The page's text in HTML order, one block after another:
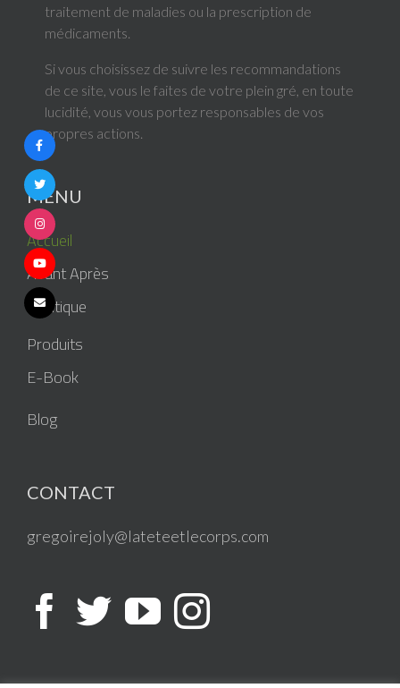
traitement de maladies ou la prescription de
médicaments.
Si vous choisissez de suivre les recommandations
de ce site, vous le faites de votre plein gré, en toute
lucidité, vous vous portez responsables de vos
propres actions.
MENU
Accueil
Avant Après
Boutique
Produits
E-Book
Blog
CONTACT
gregoirejoly@lateteetlecorps.com